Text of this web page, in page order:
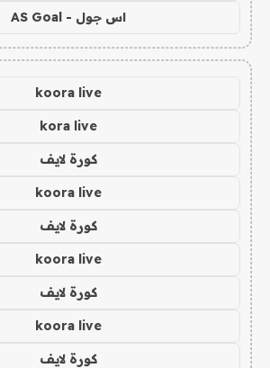
اس جول - AS Goal
koora live
kora live
كورة لايف
koora live
كورة لايف
koora live
كورة لايف
koora live
كورة لايف